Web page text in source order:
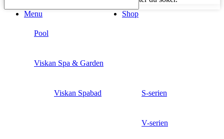
Menu
Shop
Pool
Viskan Spa & Garden
Viskan Spabad S-serien
V-serien